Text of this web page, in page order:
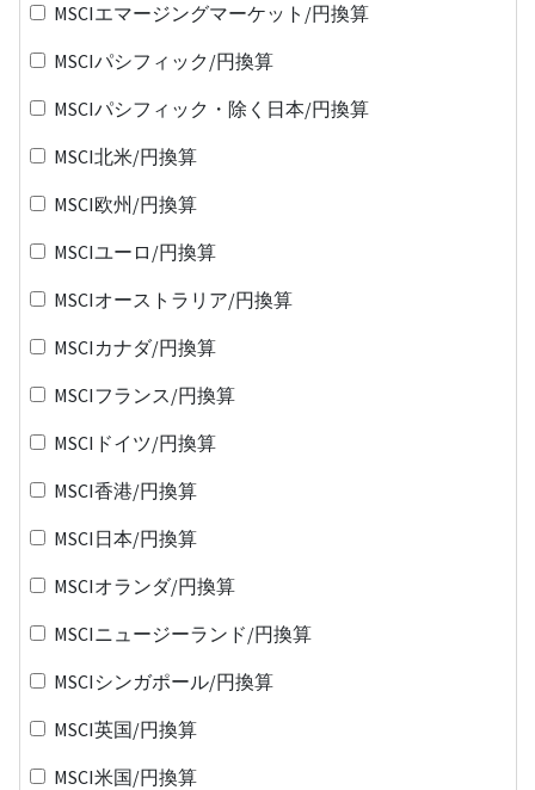
MSCIエマージングマーケット/円換算
MSCIパシフィック/円換算
MSCIパシフィック・除く日本/円換算
MSCI北米/円換算
MSCI欧州/円換算
MSCIユーロ/円換算
MSCIオーストラリア/円換算
MSCIカナダ/円換算
MSCIフランス/円換算
MSCIドイツ/円換算
MSCI香港/円換算
MSCI日本/円換算
MSCIオランダ/円換算
MSCIニュージーランド/円換算
MSCIシンガポール/円換算
MSCI英国/円換算
MSCI米国/円換算